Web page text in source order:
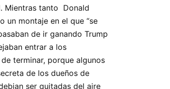
Mientras tanto Donald
un montaje en el que “se
de ir ganando Trump
entrar a los
terminar, porque algunos
de los dueños de
ser quitadas del aire